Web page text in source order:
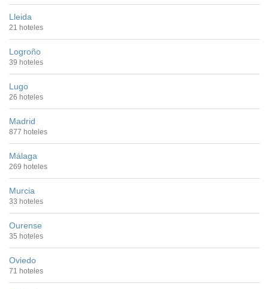
Lleida
21 hoteles
Logroño
39 hoteles
Lugo
26 hoteles
Madrid
877 hoteles
Málaga
269 hoteles
Murcia
33 hoteles
Ourense
35 hoteles
Oviedo
71 hoteles